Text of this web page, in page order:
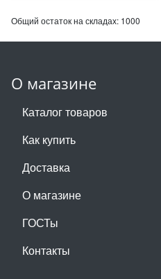
Общий остаток на складах: 1000
О магазине
Каталог товаров
Как купить
Доставка
О магазине
ГОСТы
Контакты